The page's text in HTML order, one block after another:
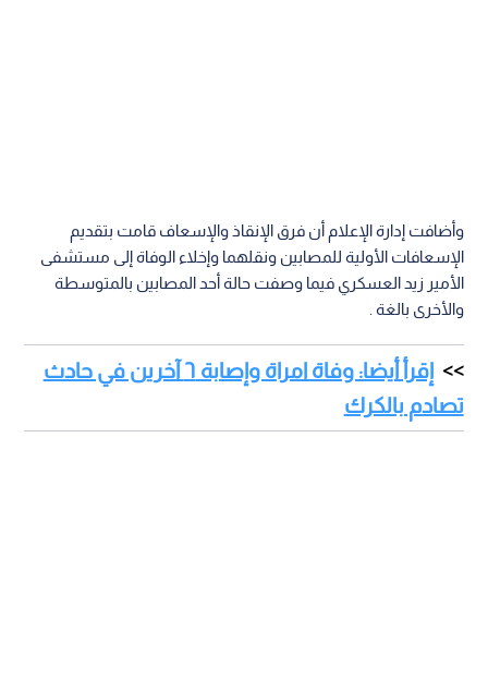
وأضافت إدارة الإعلام أن فرق الإنقاذ والإسعاف قامت بتقديم
الإسعافات الأولية للمصابين ونقلهما وإخلاء الوفاة إلى مستشفى
الأمير زيد العسكري فيما وصفت حالة أحد المصابين بالمتوسطة
والأخرى بالغة .
إقرأ أيضا: وفاة امراة وإصابة ٦ آخرين في حادث
تصادم بالكرك